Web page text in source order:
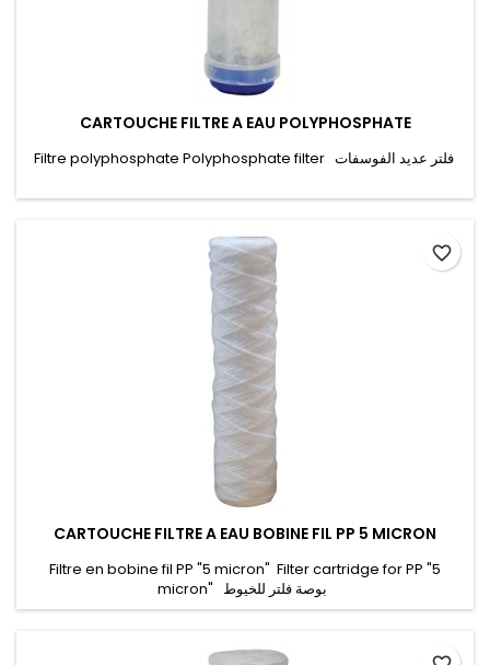
CARTOUCHE FILTRE A EAU POLYPHOSPHATE
Filtre polyphosphate Polyphosphate filter فلتر عديد الفوسفات
CARTOUCHE FILTRE A EAU BOBINE FIL PP 5 MICRON
Filtre en bobine fil PP "5 micron" Filter cartridge for PP "5
favorite_border